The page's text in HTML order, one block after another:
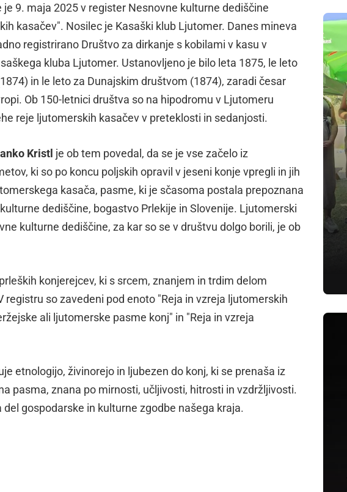
je 9. maja 2025 v register Nesnovne kulturne dediščine
kasačev". Nosilec je Kasaški klub Ljutomer. Danes mineva
registrirano Društvo za dirkanje s kobilami v kasu v
kluba Ljutomer. Ustanovljeno je bilo leta 1875, le leto
in le leto za Dunajskim društvom (1874), zaradi česar
Ob 150-letnici društva so na hipodromu v Ljutomeru
reje ljutomerskih kasačev v preteklosti in sedanjosti.
Kristl je ob tem povedal, da se je vse začelo iz
ki so po koncu poljskih opravil v jeseni konje vpregli in jih
kasača, pasme, ki je sčasoma postala prepoznana
dediščine, bogastvo Prlekije in Slovenije. Ljutomerski
kulturne dediščine, za kar so se v društvu dolgo borili, je ob
konjerejcev, ki s srcem, znanjem in trdim delom
registru so zavedeni pod enoto "Reja in vzreja ljutomerskih
ali ljutomerske pasme konj" in "Reja in vzreja
etnologijo, živinorejo in ljubezen do konj, ki se prenaša iz
pasma, znana po mirnosti, učljivosti, hitrosti in vzdržljivosti.
del gospodarske in kulturne zgodbe našega kraja.